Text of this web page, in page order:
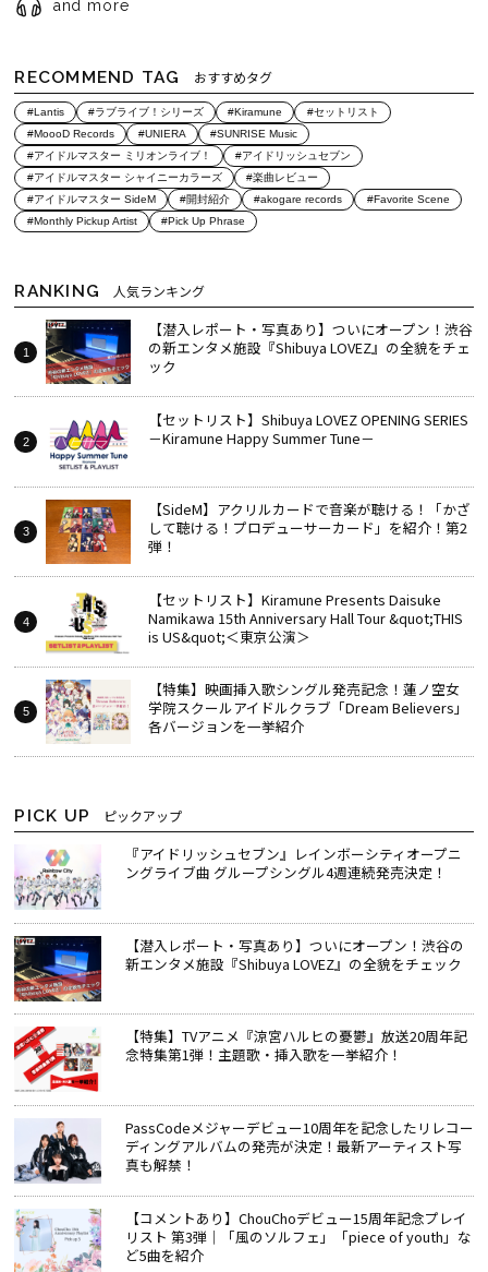
and more
RECOMMEND TAG おすすめタグ
#Lantis #ラブライブ！シリーズ #Kiramune
#セットリスト
#MoooD Records
#UNIERA
#SUNRISE Music
#アイドルマスター ミリオンライブ！
#アイドリッシュセブン
#アイドルマスター シャイニーカラーズ
#楽曲レビュー
#アイドルマスター SideM
#開封紹介 #akogare records
#Favorite Scene
#Monthly Pickup Artist
#Pick Up Phrase
RANKING 人気ランキング
【潜入レポート・写真あり】ついにオープン！渋谷
の新エンタメ施設『Shibuya LOVEZ』の全貌をチェ
ック
【セットリスト】Shibuya LOVEZ OPENING SERIES
－Kiramune Happy Summer Tune－
【SideM】アクリルカードで音楽が聴ける！「かざ
して聴ける！プロデューサーカード」を紹介！第2
弾！
【セットリスト】Kiramune Presents Daisuke
Namikawa 15th Anniversary Hall Tour &quot;THIS
is US&quot;＜東京公演＞
【特集】映画挿入歌シングル発売記念！蓮ノ空女
学院スクールアイドルクラブ「Dream Believers」
各バージョンを一挙紹介
PICK UP ピックアップ
『アイドリッシュセブン』レインボーシティオープニ
ングライブ曲 グループシングル4週連続発売決定！
【潜入レポート・写真あり】ついにオープン！渋谷の
新エンタメ施設『Shibuya LOVEZ』の全貌をチェック
【特集】TVアニメ『涼宮ハルヒの憂鬱』放送20周年記
念特集第1弾！主題歌・挿入歌を一挙紹介！
PassCodeメジャーデビュー10周年を記念したリレコー
ディングアルバムの発売が決定！最新アーティスト写
真も解禁！
【コメントあり】ChouChoデビュー15周年記念プレイ
リスト 第3弾｜「風のソルフェ」「piece of youth」な
ど5曲を紹介